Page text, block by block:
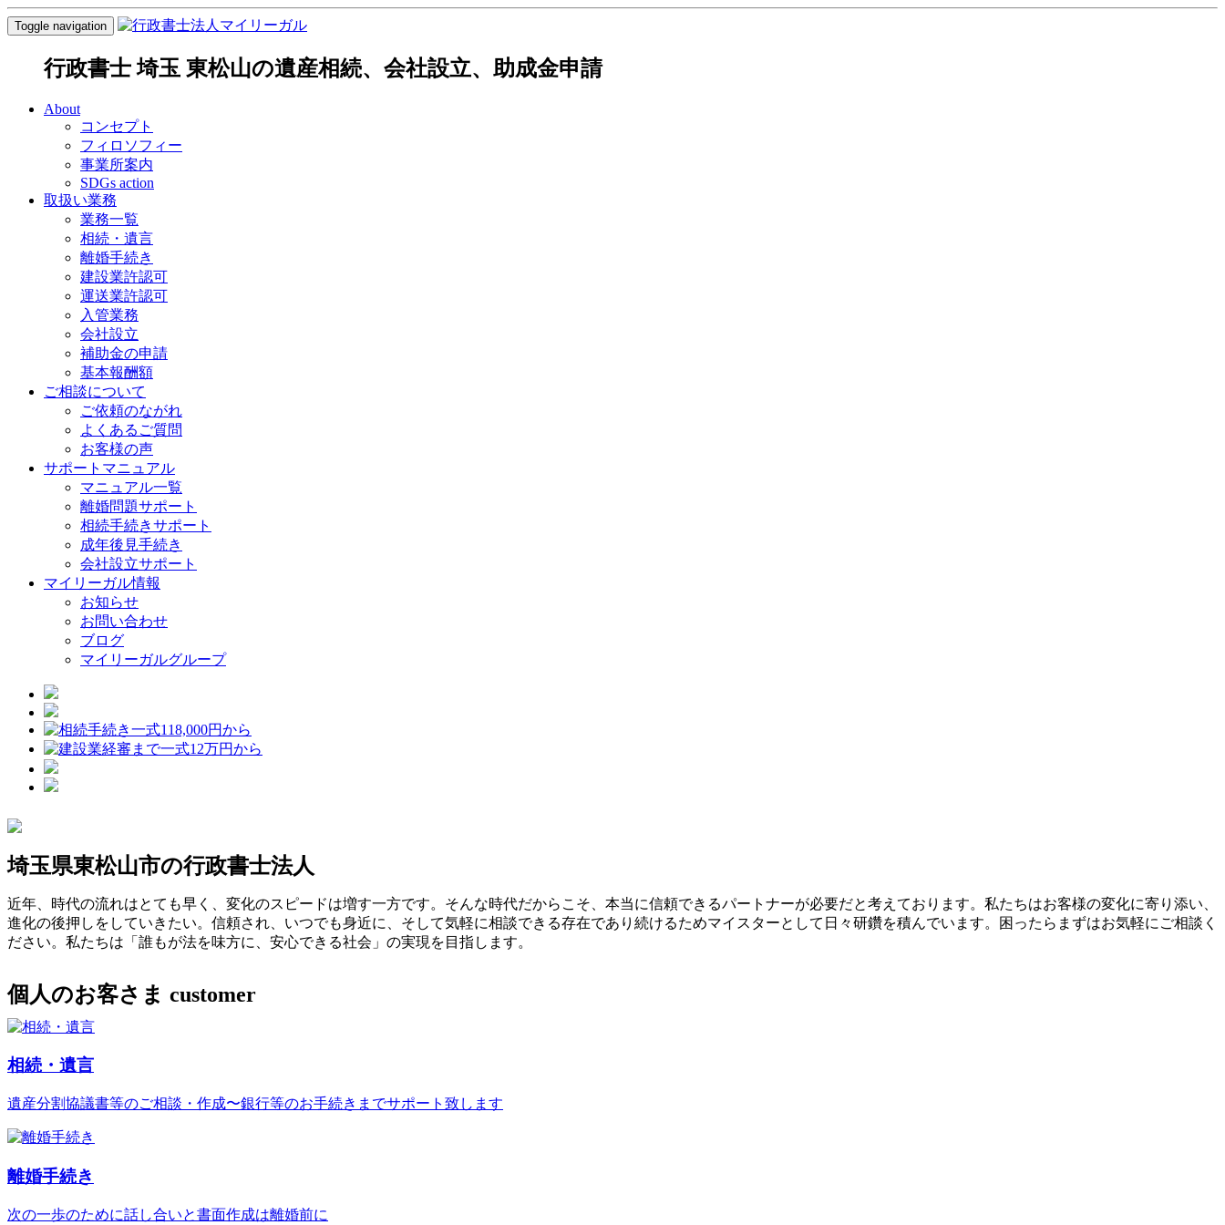
Toggle navigation
行政書士 埼玉 東松山の遺産相続、会社設立、助成金申請
About
コンセプト
フィロソフィー
事業所案内
SDGs action
取扱い業務
業務一覧
相続・遺言
離婚手続き
建設業許認可
運送業許認可
入管業務
会社設立
補助金の申請
基本報酬額
ご相談について
ご依頼のながれ
よくあるご質問
お客様の声
サポートマニュアル
マニュアル一覧
離婚問題サポート
相続手続きサポート
成年後見手続き
会社設立サポート
マイリーガル情報
お知らせ
お問い合わせ
ブログ
マイリーガルグループ
埼玉県東松山市の行政書士法人
近年、時代の流れはとても早く、変化のスピードは増す一方です。そんな時代だからこそ、本当に信頼できるパートナーが必要だと考えております。私たちはお客様の変化に寄り添い、
進化の後押しをしていきたい。信頼され、いつでも身近に、そして気軽に相談できる存在であり続けるためマイスターとして日々研鑽を積んでいます。困ったらまずはお気軽にご相談く
ださい。私たちは「誰もが法を味方に、安心できる社会」の実現を目指します。
個人のお客さま customer
相続・遺言
遺産分割協議書等のご相談・作成〜銀行等のお手続きまでサポート致します
離婚手続き
次の一歩のために話し合いと書面作成は離婚前に